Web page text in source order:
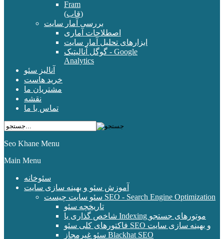
Fram
(قاب)
بررسی آمار سایت
اصطلاحات آماری
ابزارهای تحلیل آمار سایت
گوگل آنالیتیک - Google
Analytics
آنالیز سئو
خرید هاست
مشتریان ما
نقشه
تماس با ما
Seo Khane Menu
Main Menu
سئوخانه
آموزش سئو و بهینه سازی سایت
سئو سایت چیست SEO - Search Engine Optimization
تاریخچه سئو
شاخص گذاری یا Indexing موتورهای جستجو
فاکتورهای کلی سئو SEO و بهینه سازی سایت
سئو غیرمجاز Blackhat SEO